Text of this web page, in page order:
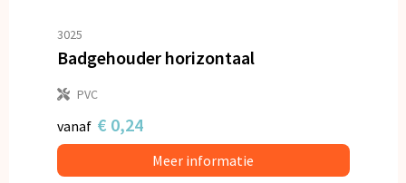
3025
Badgehouder horizontaal
PVC
vanaf € 0,24
Meer informatie